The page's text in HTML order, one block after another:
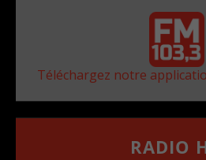
Téléchargez notre
RADIO